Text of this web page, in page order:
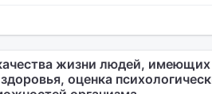
жизни людей, имеющих
оценка